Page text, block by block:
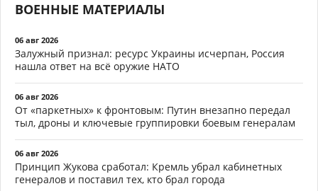
ВОЕННЫЕ МАТЕРИАЛЫ
06 авг 2026
Залужный признал: ресурс Украины исчерпан, Россия
нашла ответ на всё оружие НАТО
06 авг 2026
От «паркетных» к фронтовым: Путин внезапно передал
тыл, дроны и ключевые группировки боевым генералам
06 авг 2026
Принцип Жукова сработал: Кремль убрал кабинетных
генералов и поставил тех, кто брал города